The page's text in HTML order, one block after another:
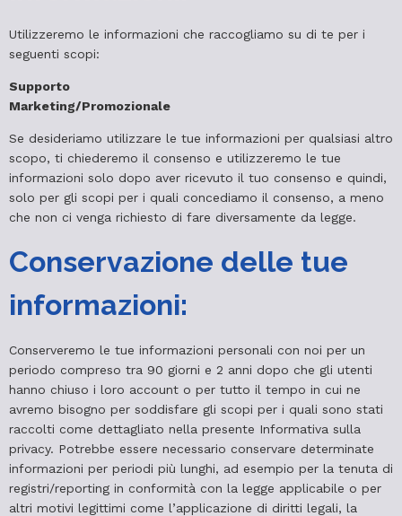
Utilizzeremo le informazioni che raccogliamo su di te per i
seguenti scopi:
Supporto
Marketing/Promozionale
Se desideriamo utilizzare le tue informazioni per qualsiasi altro
scopo, ti chiederemo il consenso e utilizzeremo le tue
informazioni solo dopo aver ricevuto il tuo consenso e quindi,
solo per gli scopi per i quali concediamo il consenso, a meno
che non ci venga richiesto di fare diversamente da legge.
Conservazione delle tue
informazioni:
Conserveremo le tue informazioni personali con noi per un
periodo compreso tra 90 giorni e 2 anni dopo che gli utenti
hanno chiuso i loro account o per tutto il tempo in cui ne
avremo bisogno per soddisfare gli scopi per i quali sono stati
raccolti come dettagliato nella presente Informativa sulla
privacy. Potrebbe essere necessario conservare determinate
informazioni per periodi più lunghi, ad esempio per la tenuta di
registri/reporting in conformità con la legge applicabile o per
altri motivi legittimi come l’applicazione di diritti legali, la